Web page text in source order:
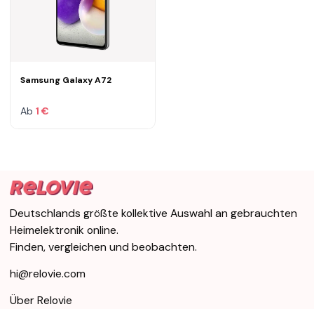
Samsung Galaxy A72
Ab 1 €
Deutschlands größte kollektive Auswahl an gebrauchten
Heimelektronik online.
Finden, vergleichen und beobachten.
hi@relovie.com
Über Relovie